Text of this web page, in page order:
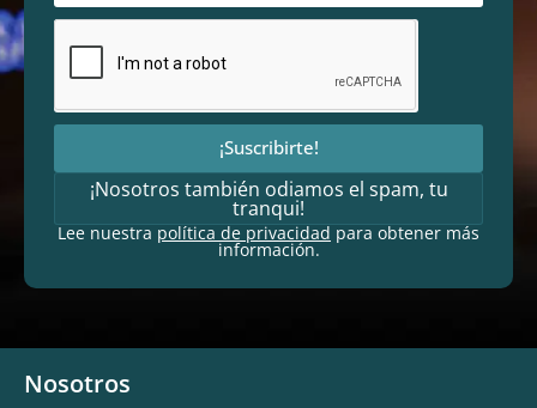
¡Suscribirte!
¡Nosotros también odiamos el spam, tu
tranqui!
Lee nuestrapolítica de privacidadpara obtener más
información.
Nosotros